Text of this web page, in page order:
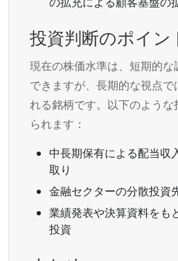
投資判断のポイン
現在の株価水準は、短期的な
できますが、長期的な視点で
れる銘柄です。以下のような
られます：
中長期保有による配当収
取り
金融セクターの分散投資
業績発表や決算資料をも
投資